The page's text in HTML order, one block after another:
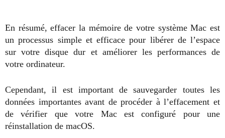
En résumé, effacer la mémoire de votre système Mac est
un processus simple et efficace pour libérer de l’espace
sur votre disque dur et améliorer les performances de
votre ordinateur.
Cependant, il est important de sauvegarder toutes les
données importantes avant de procéder à l’effacement et
de vérifier que votre Mac est configuré pour une
réinstallation de macOS.